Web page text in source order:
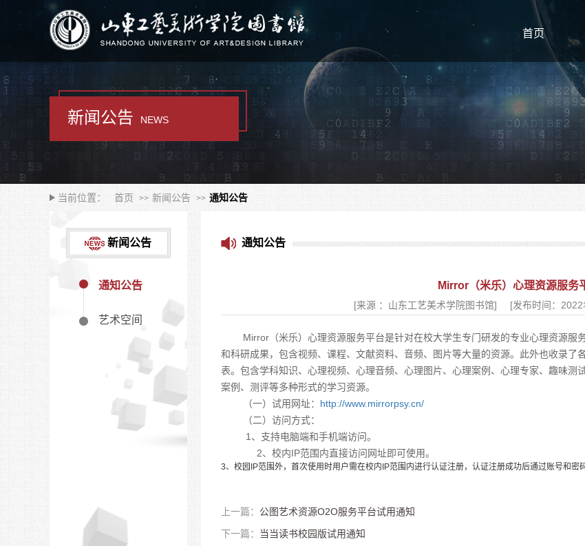
首页
新闻公告 NEWS
当前位置： 首页 新闻公告 通知公告
新闻公告
通知公告
艺术空间
通知公告
Mirror（米乐）心理资源服务
[来源 ：山东工艺美术学院图书馆] [发布时间：
Mirror（米乐）心理资源服务平台是针对在校大学生专门研发的专业心理资源
和科研成果，包含视频、课程、文献资料、音频、图片等大量的资源。此外也收录
表。包含学科知识、心理视频、心理音频、心理图片、心理案例、心理专家、趣味测
案例、测评等多种形式的学习资源。
（一）试用网址： http://www.mirrorpsy.cn/
（二）访问方式：
1、支持电脑端和手机端访问。
2、校内IP范围内直接访问网址即可使用。
3、校园 IP范围外，首次使用时用户需在校内 IP范围内进行认证注册，认证注册成功后通过账号和密
上一篇： 公图艺术资源O2O服务平台试用通知
下一篇：
当当读书校园版试用通知